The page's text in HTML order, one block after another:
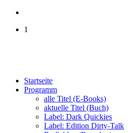
1
Startseite
Programm
alle Titel (E-Books)
aktuelle Titel (Buch)
Label: Dark Quickies
Label: Edition Dirty-Talk